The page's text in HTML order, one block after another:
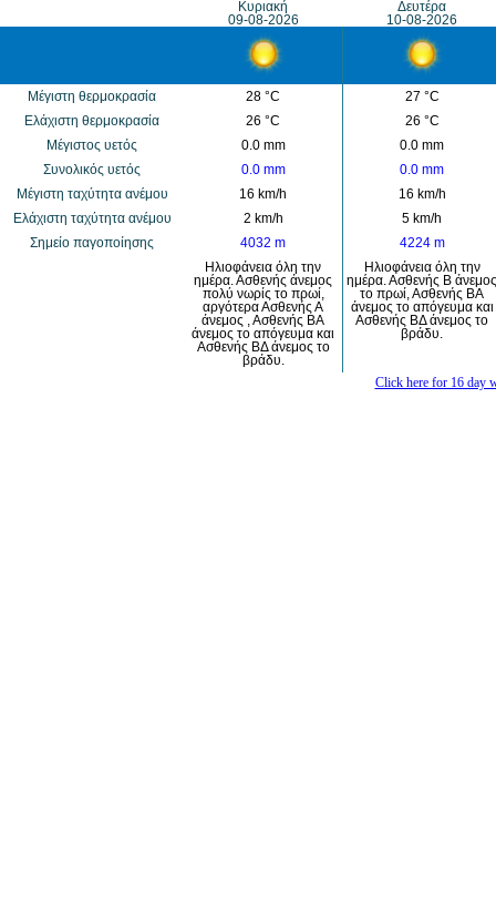
Κυριακή
09-08-2026
Δευτέρα
10-08-2026
Μέγιστη θερμοκρασία 28 °C
27 °C
Eλάχιστη θερμοκρασία
26 °C
26 °C
Μέγιστος υετός
0.0 mm
0.0 mm
Συνολικός υετός
0.0 mm
0.0 mm
Mέγιστη ταχύτητα ανέμου
16 km/h
16 km/h
Eλάχιστη ταχύτητα ανέμου
2 km/h
5 km/h
Σημείο παγοποίησης
4032 m
4224 m
Ηλιοφάνεια όλη την
ημέρα. Ασθενής άνεμος
πολύ νωρίς το πρωί,
αργότερα Ασθενής Α
άνεμος , Ασθενής ΒΑ
άνεμος το απόγευμα και
Ασθενής ΒΔ άνεμος το
βράδυ.
Ηλιοφάνεια όλη την
ημέρα. Ασθενής Β άνεμος
το πρωί, Ασθενής ΒΑ
άνεμος το απόγευμα και
Ασθενής ΒΔ άνεμος το
βράδυ.
Click here for 16 day